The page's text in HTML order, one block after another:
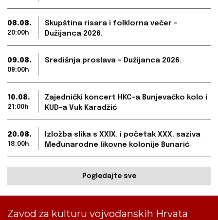
08.08.
20:00h
Skupština risara i folklorna večer –
Dužijanca 2026.
09.08.
09:00h
Središnja proslava – Dužijanca 2026.
10.08.
21:00h
Zajednički koncert HKC-a Bunjevačko kolo i
KUD-a Vuk Karadžić
20.08.
18:00h
Izložba slika s XXIX. i početak XXX. saziva
Međunarodne likovne kolonije Bunarić
Pogledajte sve
Zavod za kulturu vojvođanskih Hrvata